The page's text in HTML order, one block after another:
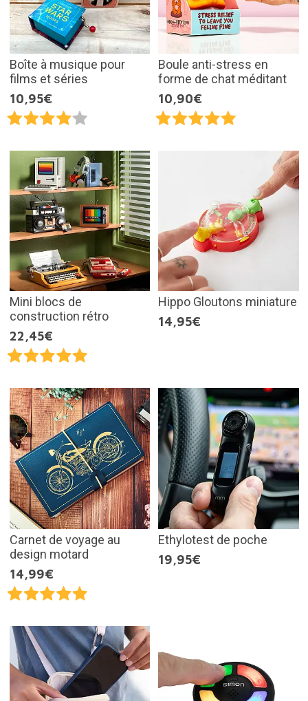
Boîte à musique pour
films et séries
10,95€
Boule anti-stress en
forme de chat méditant
10,90€
Mini blocs de
construction rétro
22,45€
Hippo Gloutons miniature
14,95€
Carnet de voyage au
design motard
14,99€
Ethylotest de poche
19,95€